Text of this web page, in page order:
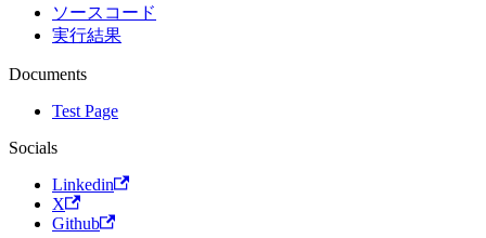
ソースコード
実行結果
Documents
Test Page
Socials
Linkedin
X
Github